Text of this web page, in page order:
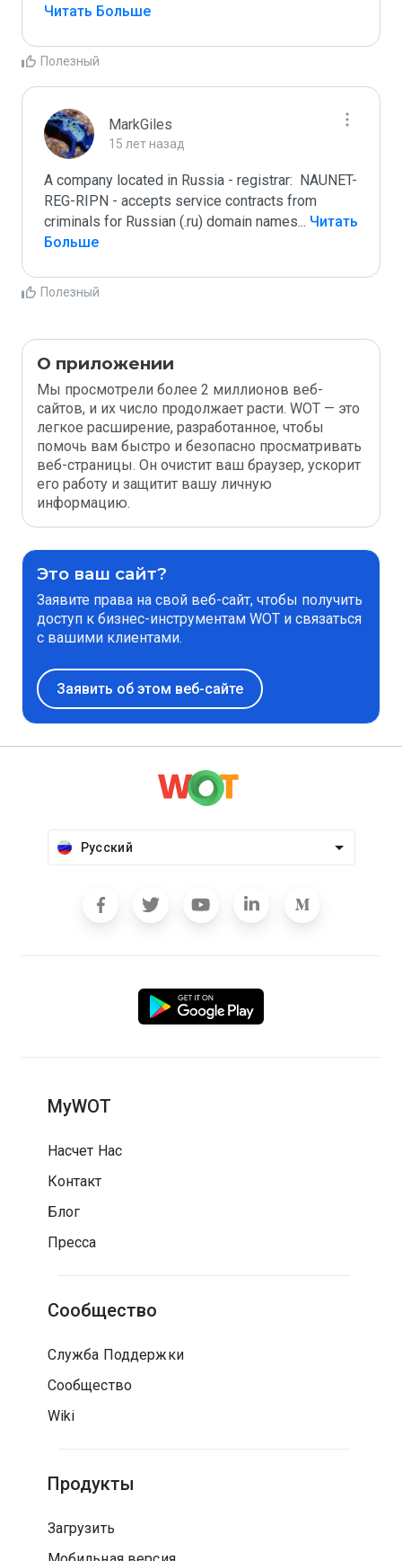
Читать Больше
Полезный
MarkGiles
15 лет назад
A company located in Russia - registrar:  NAUNET-
REG-RIPN - accepts service contracts from
criminals for Russian (.ru) domain names... Читать
Больше
Полезный
О приложении
Мы просмотрели более 2 миллионов веб-
сайтов, и их число продолжает расти. WOT — это
легкое расширение, разработанное, чтобы
помочь вам быстро и безопасно просматривать
веб-страницы. Он очистит ваш браузер, ускорит
его работу и защитит вашу личную
информацию.
Это ваш сайт?
Заявите права на свой веб-сайт, чтобы получить
доступ к бизнес-инструментам WOT и связаться
с вашими клиентами.
Заявить об этом веб-сайте
Русский
MyWOT
Насчет Нас
Контакт
Блог
Пресса
Сообщество
Служба Поддержки
Сообщество
Wiki
Продукты
Загрузить